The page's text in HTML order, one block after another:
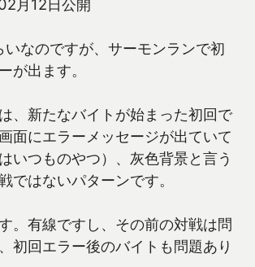
月12日公開
いなのですが、サーモンランで初
が出ます。
、新たなバイトが始まった初回で
面にエラーメッセージが出ていて
いつものやつ）、灰色背景と言う
ではないパターンです。
。有線ですし、その前の対戦は問
初回エラー後のバイトも問題あり